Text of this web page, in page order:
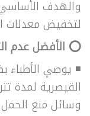
والهدف الأساسي
لتخفيض معدلات
⭕ الأفضل عدم
◾ يوصي الأطباء
وسائل منع الحمل